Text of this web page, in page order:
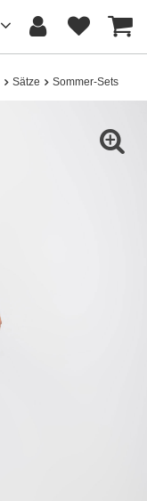
Sätze Sommer-Sets